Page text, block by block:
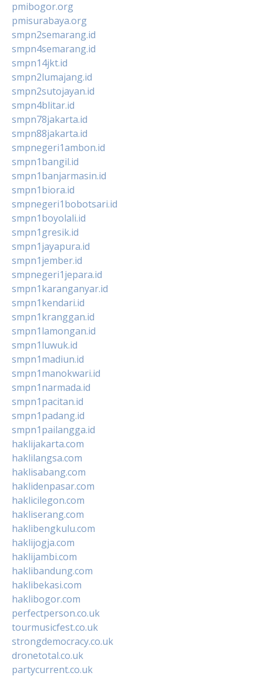
pmibogor.org
pmisurabaya.org
smpn2semarang.id
smpn4semarang.id
smpn14jkt.id
smpn2lumajang.id
smpn2sutojayan.id
smpn4blitar.id
smpn78jakarta.id
smpn88jakarta.id
smpnegeri1ambon.id
smpn1bangil.id
smpn1banjarmasin.id
smpn1biora.id
smpnegeri1bobotsari.id
smpn1boyolali.id
smpn1gresik.id
smpn1jayapura.id
smpn1jember.id
smpnegeri1jepara.id
smpn1karanganyar.id
smpn1kendari.id
smpn1kranggan.id
smpn1lamongan.id
smpn1luwuk.id
smpn1madiun.id
smpn1manokwari.id
smpn1narmada.id
smpn1pacitan.id
smpn1padang.id
smpn1pailangga.id
haklijakarta.com
haklilangsa.com
haklisabang.com
haklidenpasar.com
haklicilegon.com
hakliserang.com
haklibengkulu.com
haklijogja.com
haklijambi.com
haklibandung.com
haklibekasi.com
haklibogor.com
perfectperson.co.uk
tourmusicfest.co.uk
strongdemocracy.co.uk
dronetotal.co.uk
partycurrent.co.uk